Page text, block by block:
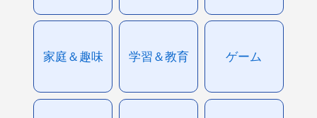
家庭＆趣味 学習＆教育 ゲーム